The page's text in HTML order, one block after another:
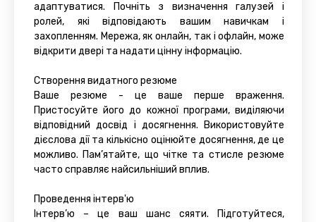
адаптуватися. Почніть з визначення галузей і
ролей, які відповідають вашим навичкам і
захопленням. Мережа, як онлайн, так і офлайн, може
відкрити двері та надати цінну інформацію.
Створення видатного резюме
Ваше резюме - це ваше перше враження.
Пристосуйте його до кожної програми, виділяючи
відповідний досвід і досягнення. Використовуйте
дієслова дії та кількісно оцінюйте досягнення, де це
можливо. Пам’ятайте, що чітке та стисле резюме
часто справляє найсильніший вплив.
Проведення інтерв'ю
Інтерв’ю – це ваш шанс сяяти. Підготуйтеся,